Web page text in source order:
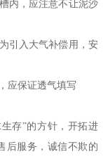
内，应注意不让泥沙
引入大气补偿用，安
应保证透气填写
存”的方针，开拓进
后服务，诚信不欺的